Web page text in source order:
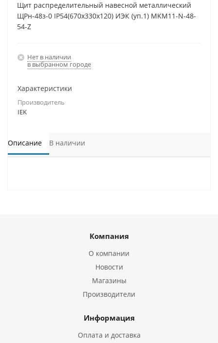
Щит распределительный навесной металлический
ЩРн-48з-0 IP54(670х330х120) ИЭК (уп.1) MKM11-N-48-
54-Z
Нет в наличии
в выбранном городе
Характеристики
Производитель
IEK
Описание В наличии
Компания
О компании
Новости
Магазины
Производители
Информация
Оплата и доставка